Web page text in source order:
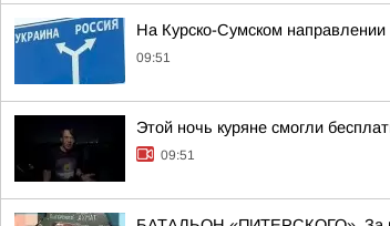
На Курско-Сумском
09:51
Этой ночь куряне смогли
09:51